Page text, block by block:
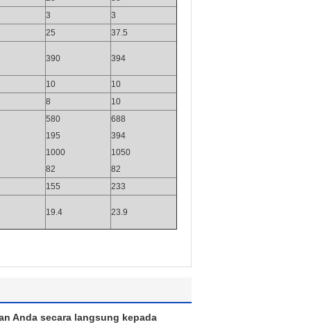
3
3
25
37.5
390 394
10
10
8
10
580
195
1000
82
688
394
1050
82
155
233
19.4 23.9
Anda secara langsung kepada